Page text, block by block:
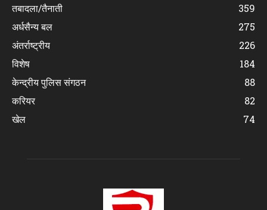
तबादला/तैनाती
359
अर्धसैन्य बल
275
अंतर्राष्ट्रीय
226
विशेष
184
केन्द्रीय पुलिस संगठन
88
करियर
82
खेल
74